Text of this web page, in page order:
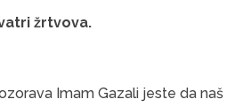
žrtvova.
Imam Gazali jeste da naš